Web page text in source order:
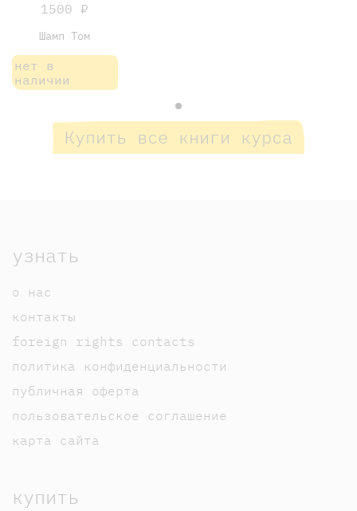
1500 ₽
Шамп Том
нет в
наличии
Купить все книги курса
узнать
о нас
контакты
foreign rights contacts
политика конфиденциальности
публичная оферта
пользовательское соглашение
карта сайта
купить